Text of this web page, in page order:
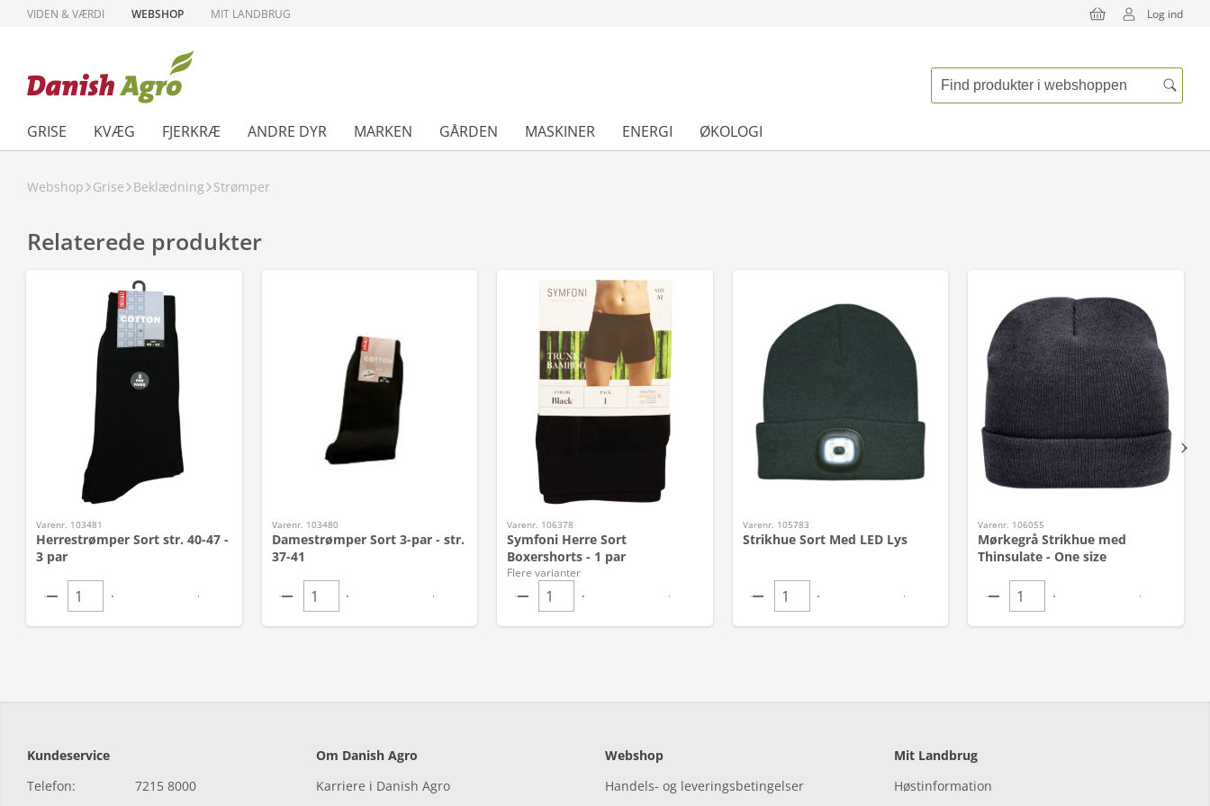
VIDEN & VÆRDI WEBSHOP MIT LANDBRUG Log ind
GRISE KVÆG FJERKRÆ ANDRE DYR MARKEN GÅRDEN MASKINER ENERGI ØKOLOGI
Webshop Grise Beklædning Strømper
Relaterede produkter
Varenr. 103481
Herrestrømper Sort str. 40-47 -
3 par
Varenr. 103480
Damestrømper Sort 3-par - str.
37-41
Varenr. 106378
Symfoni Herre Sort
Boxershorts - 1 par
Flere varianter
Varenr. 105783
Strikhue Sort Med LED Lys
Varenr. 106055
Mørkegrå Strikhue med
Thinsulate - One size
Kundeservice
Telefon:
7215 8000
Om Danish Agro
Karriere i Danish Agro
Webshop
Handels- og leveringsbetingelser
Mit Landbrug
Høstinformation